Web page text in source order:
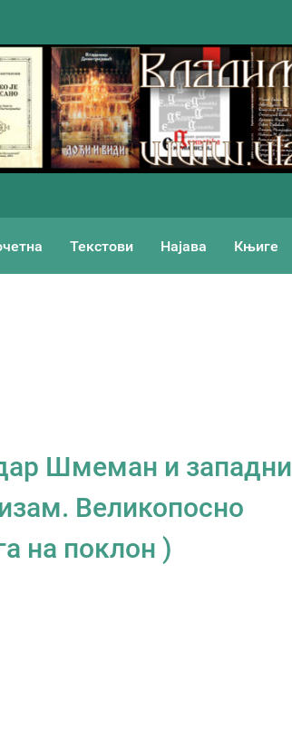
Текстови Најава Књиге
Шмеман и западни
Великопосно
на поклон )